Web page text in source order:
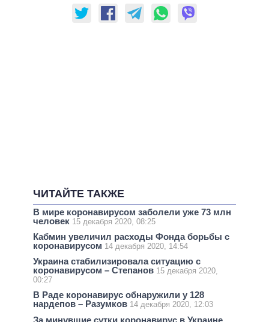
ЧИТАЙТЕ ТАКЖЕ
В мире коронавирусом заболели уже 73 млн
человек 15 декабря 2020, 08:25
Кабмин увеличил расходы Фонда борьбы с
коронавирусом 14 декабря 2020, 14:54
Украина стабилизировала ситуацию с
коронавирусом – Степанов 15 декабря 2020,
00:27
В Раде коронавирус обнаружили у 128
нардепов – Разумков 14 декабря 2020, 12:03
За минувшие сутки коронавирус в Украине